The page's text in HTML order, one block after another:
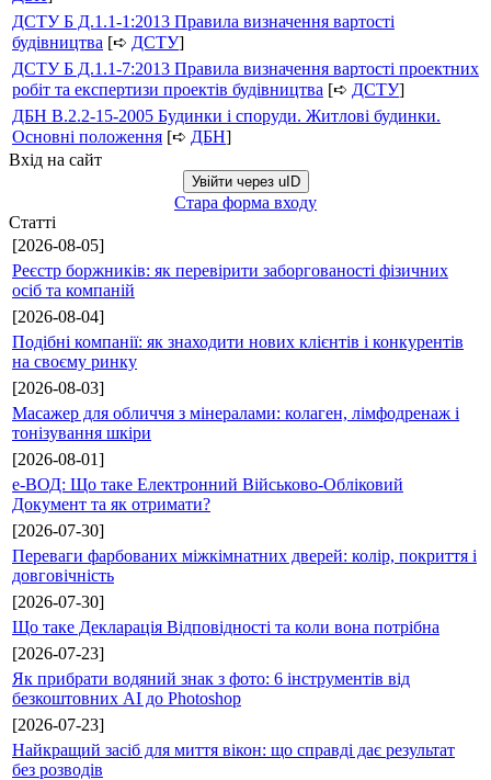
ДСТУ Б Д.1.1-1:2013 Правила визначення вартості
будівництва [➪ ДСТУ]
ДСТУ Б Д.1.1-7:2013 Правила визначення вартості проектних
робіт та експертизи проектів будівництва [➪ ДСТУ]
ДБН В.2.2-15-2005 Будинки і споруди. Житлові будинки.
Основні положення [➪ ДБН]
Вхід на сайт
Увійти через uID
Стара форма входу
Статті
[2026-08-05]
Реєстр боржників: як перевірити заборгованості фізичних
осіб та компаній
[2026-08-04]
Подібні компанії: як знаходити нових клієнтів і конкурентів
на своєму ринку
[2026-08-03]
Масажер для обличчя з мінералами: колаген, лімфодренаж і
тонізування шкіри
[2026-08-01]
е-ВОД: Що таке Електронний Військово-Обліковий
Документ та як отримати?
[2026-07-30]
Переваги фарбованих міжкімнатних дверей: колір, покриття і
довговічність
[2026-07-30]
Що таке Декларація Відповідності та коли вона потрібна
[2026-07-23]
Як прибрати водяний знак з фото: 6 інструментів від
безкоштовних AI до Photoshop
[2026-07-23]
Найкращий засіб для миття вікон: що справді дає результат
без розводів